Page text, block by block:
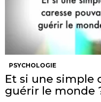
PSYCHOLOGIE
Et si une simple
guérir le monde